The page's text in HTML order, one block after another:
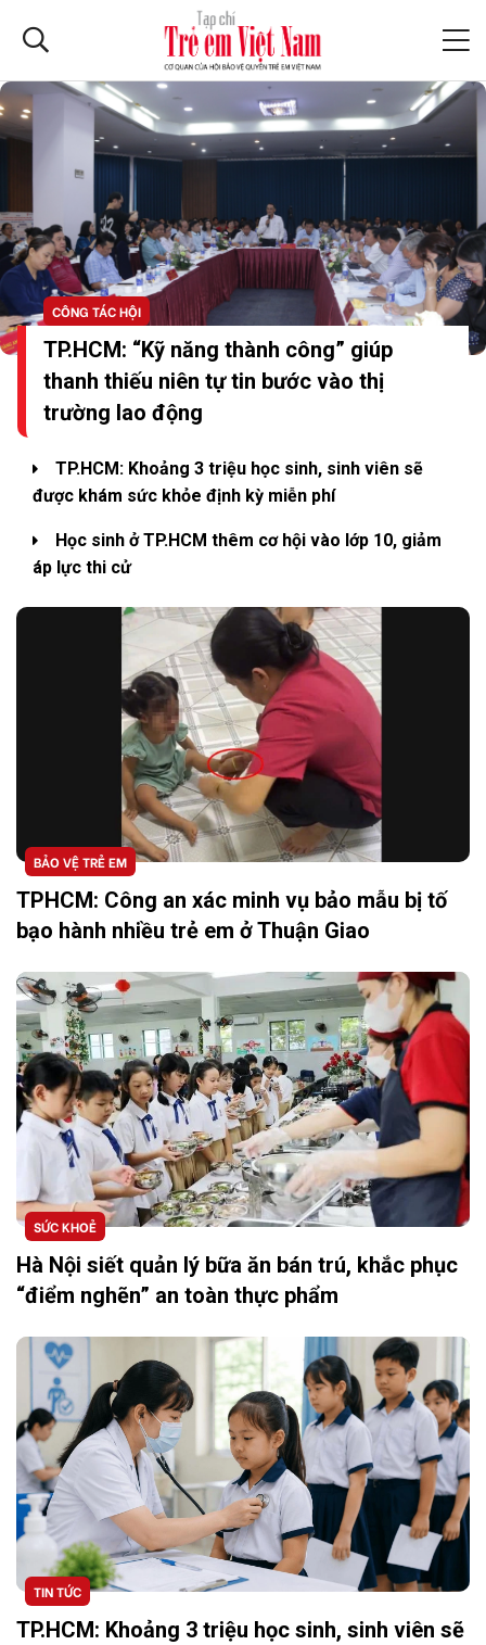
CÔNG TÁC HỘI
TP.HCM: “Kỹ năng thành công” giúp
thanh thiếu niên tự tin bước vào thị
trường lao động
TP.HCM: Khoảng 3 triệu học sinh, sinh viên sẽ
được khám sức khỏe định kỳ miễn phí
Học sinh ở TP.HCM thêm cơ hội vào lớp 10, giảm
áp lực thi cử
BẢO VỆ TRẺ EM
TPHCM: Công an xác minh vụ bảo mẫu bị tố
bạo hành nhiều trẻ em ở Thuận Giao
SỨC KHOẺ
Hà Nội siết quản lý bữa ăn bán trú, khắc phục
“điểm nghẽn” an toàn thực phẩm
TIN TỨC
TP.HCM: Khoảng 3 triệu học sinh, sinh viên sẽ